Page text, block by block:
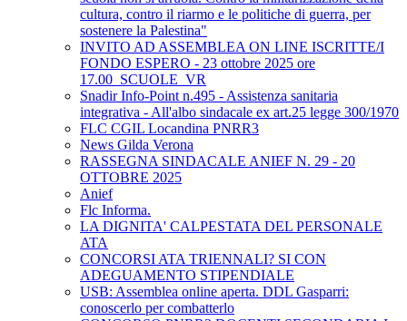
cultura, contro il riarmo e le politiche di guerra, per
sostenere la Palestina"
INVITO AD ASSEMBLEA ON LINE ISCRITTE/I
FONDO ESPERO - 23 ottobre 2025 ore
17.00_SCUOLE_VR
Snadir Info-Point n.495 - Assistenza sanitaria
integrativa - All'albo sindacale ex art.25 legge 300/1970
FLC CGIL Locandina PNRR3
News Gilda Verona
RASSEGNA SINDACALE ANIEF N. 29 - 20
OTTOBRE 2025
Anief
Flc Informa.
LA DIGNITA' CALPESTATA DEL PERSONALE
ATA
CONCORSI ATA TRIENNALI? SI CON
ADEGUAMENTO STIPENDIALE
USB: Assemblea online aperta. DDL Gasparri:
conoscerlo per combatterlo